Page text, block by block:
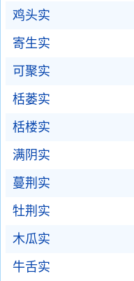
鸡头实
寄生实
可聚实
栝蒌实
栝楼实
满阴实
蔓荆实
牡荆实
木瓜实
牛舌实